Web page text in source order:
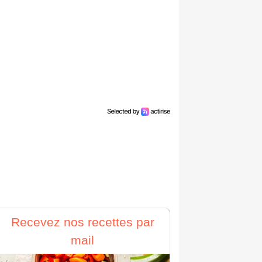
Recevez nos recettes par
mail